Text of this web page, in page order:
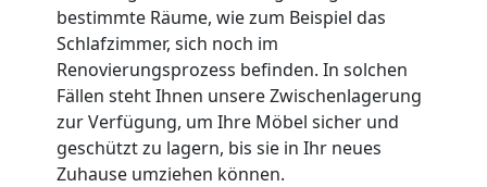
bestimmte Räume, wie zum Beispiel das
Schlafzimmer, sich noch im
Renovierungsprozess befinden. In solchen
Fällen steht Ihnen unsere Zwischenlagerung
zur Verfügung, um Ihre Möbel sicher und
geschützt zu lagern, bis sie in Ihr neues
Zuhause umziehen können.
Umzug
Nationaler
Umzug